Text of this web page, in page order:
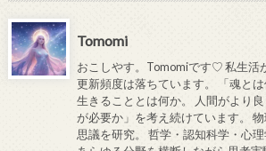
Tomomi
おこしやす。Tomomiです♡ 私生活
更新頻度は落ちています。 「魂とは
生きることとは何か。 人間がより
が必要か」を考え続けています。
思議を研究。 哲学・認知科学・心理